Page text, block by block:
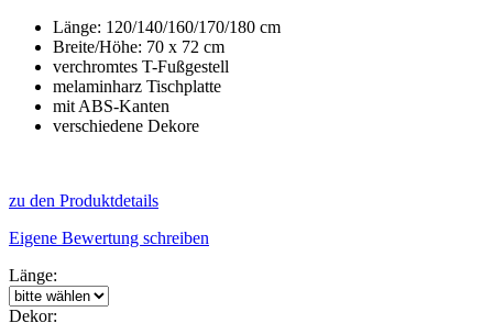
Länge: 120/140/160/170/180 cm
Breite/Höhe: 70 x 72 cm
verchromtes T-Fußgestell
melaminharz Tischplatte
mit ABS-Kanten
verschiedene Dekore
zu den Produktdetails
Eigene Bewertung schreiben
Länge:
Dekor: